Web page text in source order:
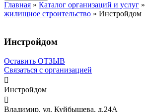
Главная » Каталог организаций и услуг »
жилищное строительство » Инстройдом
Инстройдом
Оставить ОТЗЫВ
Связаться с организацией

Инстройдом

Владимир, ул. Куйбышева, д.24А